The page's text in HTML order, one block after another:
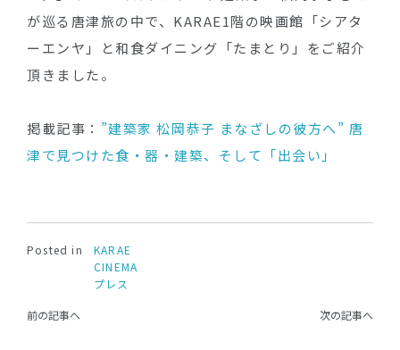
が巡る唐津旅の中で、KARAE1階の映画館「シアタ
ーエンヤ」と和食ダイニング「たまとり」をご紹介
頂きました。
掲載記事： ”建築家 松岡恭子 まなざしの彼方へ” 唐
津で見つけた食・器・建築、そして「出会い」
Posted in
KARAE
CINEMA
プレス
前の記事へ 次の記事へ